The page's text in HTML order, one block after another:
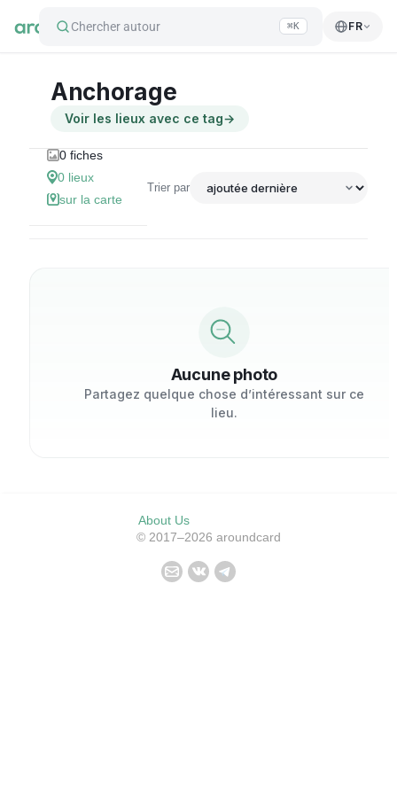
Chercher autour ⌘K FR
Anchorage
Voir les lieux avec ce tag→
0 fiches
0 lieux
sur la carte
Trier par
Aucune photo
Partagez quelque chose d’intéressant sur ce
lieu.
About Us
© 2017–2026 aroundcard